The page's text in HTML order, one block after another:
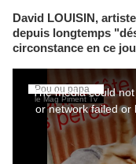
David LOUISIN,
depuis longtemps
circonstance en ce